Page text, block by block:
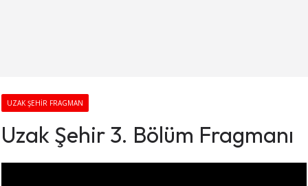
UZAK ŞEHIR FRAGMAN
Uzak Şehir 3. Bölüm Fragmanı